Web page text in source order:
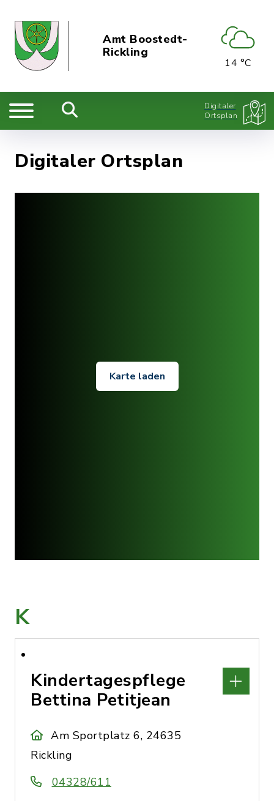
Amt Boostedt-
Rickling
14 °C
Digitaler
Ortsplan
Digitaler Ortsplan
Karte laden
K
Kindertagespflege
Bettina Petitjean
Am Sportplatz 6, 24635
Rickling
04328/611